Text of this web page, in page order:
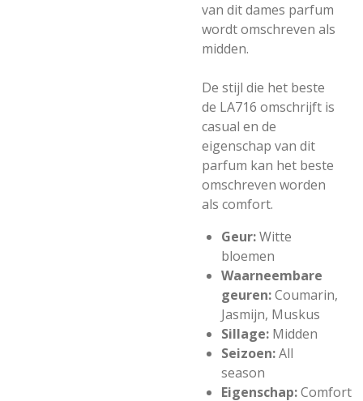
van dit dames parfum
wordt omschreven als
midden.
De stijl die het beste
de LA716 omschrijft is
casual en de
eigenschap van dit
parfum kan het beste
omschreven worden
als comfort.
Geur:Witte
bloemen
Waarneembare
geuren:Coumarin,
Jasmijn, Muskus
Sillage: Midden
Seizoen:All
season
Eigenschap:Comfort